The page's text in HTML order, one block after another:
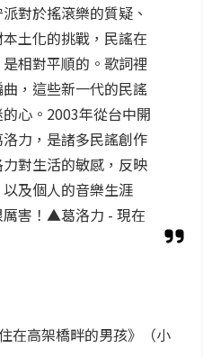
對於搖滾樂的質疑、
土化的挑戰，民謠在
相對平順的。歌詞裡
，這些新一代的民謠
心。2003年從台中開
力，是諸多民謠創作
對生活的敏感，反映
及個人的音樂生涯
害！▲葛洛力 - 現在
在高架橋畔的男孩》（小